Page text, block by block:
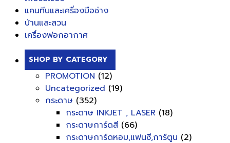
แคนทีนและเครื่องมือช่าง
บ้านและสวน
เครื่องฟอกอากาศ
SHOP BY CATEGORY
PROMOTION (12)
Uncategorized (19)
กระดาษ (352)
กระดาษ INKJET , LASER (18)
กระดาษการ์ดสี (66)
กระดาษการ์ดหอม,แฟนซี,การ์ตูน (2)